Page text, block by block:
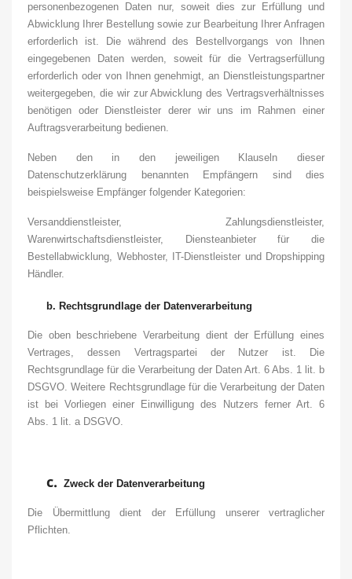
personenbezogenen Daten nur, soweit dies zur Erfüllung und
Abwicklung Ihrer Bestellung sowie zur Bearbeitung Ihrer Anfragen
erforderlich ist. Die während des Bestellvorgangs von Ihnen
eingegebenen Daten werden, soweit für die Vertragserfüllung
erforderlich oder von Ihnen genehmigt, an Dienstleistungspartner
weitergegeben, die wir zur Abwicklung des Vertragsverhältnisses
benötigen oder Dienstleister derer wir uns im Rahmen einer
Auftragsverarbeitung bedienen.
Neben den in den jeweiligen Klauseln dieser
Datenschutzerklärung benannten Empfängern sind dies
beispielsweise Empfänger folgender Kategorien:
Versanddienstleister, Zahlungsdienstleister,
Warenwirtschaftsdienstleister, Diensteanbieter für die
Bestellabwicklung, Webhoster, IT-Dienstleister und Dropshipping
Händler.
b. Rechtsgrundlage der Datenverarbeitung
Die oben beschriebene Verarbeitung dient der Erfüllung eines
Vertrages, dessen Vertragspartei der Nutzer ist. Die
Rechtsgrundlage für die Verarbeitung der Daten Art. 6 Abs. 1 lit. b
DSGVO. Weitere Rechtsgrundlage für die Verarbeitung der Daten
ist bei Vorliegen einer Einwilligung des Nutzers ferner Art. 6
Abs. 1 lit. a DSGVO.
c. Zweck der Datenverarbeitung
Die Übermittlung dient der Erfüllung unserer vertraglicher
Pflichten.